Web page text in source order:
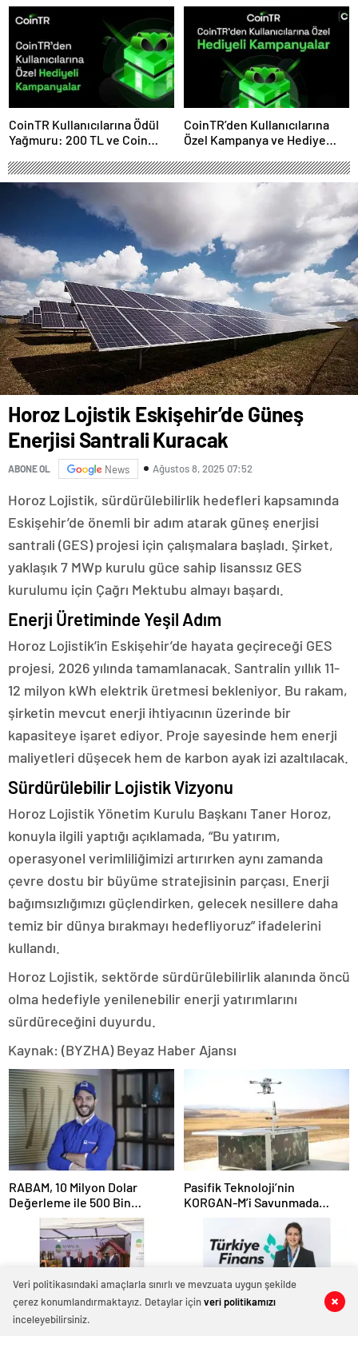
0 0
0 0
CoinTR Kullanıcılarına Ödül
Yağmuru: 200 TL ve Coin
CoinTR’den Kullanıcılarına
Özel Kampanya ve Hediye
Horoz Lojistik Eskişehir’de Güneş
Enerjisi Santrali Kuracak
ABONE OL News Ağustos 8, 2025 07:52
0 0
Horoz Lojistik, sürdürülebilirlik hedefleri kapsamında
Eskişehir’de önemli bir adım atarak güneş enerjisi
santrali (GES) projesi için çalışmalara başladı. Şirket,
yaklaşık 7 MWp kurulu güce sahip lisanssız GES
kurulumu için Çağrı Mektubu almayı başardı.
Enerji Üretiminde Yeşil Adım
Horoz Lojistik’in Eskişehir’de hayata geçireceği GES
projesi, 2026 yılında tamamlanacak. Santralin yıllık 11-
12 milyon kWh elektrik üretmesi bekleniyor. Bu rakam,
şirketin mevcut enerji ihtiyacının üzerinde bir
kapasiteye işaret ediyor. Proje sayesinde hem enerji
maliyetleri düşecek hem de karbon ayak izi azaltılacak.
Sürdürülebilir Lojistik Vizyonu
Horoz Lojistik Yönetim Kurulu Başkanı Taner Horoz,
konuyla ilgili yaptığı açıklamada, “Bu yatırım,
operasyonel verimliliğimizi artırırken aynı zamanda
çevre dostu bir büyüme stratejisinin parçası. Enerji
bağımsızlığımızı güçlendirken, gelecek nesillere daha
temiz bir dünya bırakmayı hedefliyoruz” ifadelerini
kullandı.
Horoz Lojistik, sektörde sürdürülebilirlik alanında öncü
olma hedefiyle yenilenebilir enerji yatırımlarını
sürdüreceğini duyurdu.
Kaynak: (BYZHA) Beyaz Haber Ajansı
RABAM, 10 Milyon Dolar
Değerleme ile 500 Bin
Dolarlık Yatırım Aldı
Pasifik Teknoloji’nin
KORGAN-M’i Savunmada
Otonom Dönemi Başlatıyor
Veri politikasındaki amaçlarla sınırlı ve mevzuata uygun şekilde
çerez konumlandırmaktayız. Detaylar içinveri politikamızı
inceleyebilirsiniz.